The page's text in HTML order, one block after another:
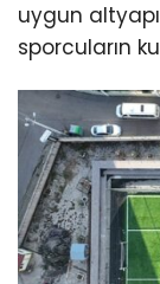
uygun
sporcuların